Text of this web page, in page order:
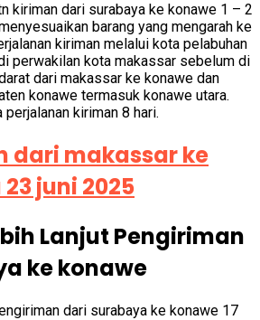
kiriman dari surabaya ke konawe 1 – 2
barang yang mengarah ke
kiriman melalui kota pelabuhan
perwakilan kota makassar sebelum di
dari makassar ke konawe dan
konawe termasuk konawe utara.
kiriman 8 hari.
Lanjut Pengiriman
ke konawe
dari surabaya ke konawe 17